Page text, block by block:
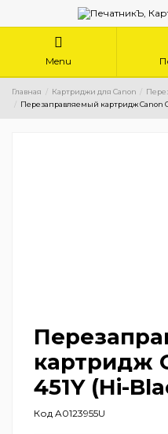
Menu
Главная Картриджи для Canon
Перезаправляемый картридж Canon
картридж
451Y (Hi-
Код A0123955U